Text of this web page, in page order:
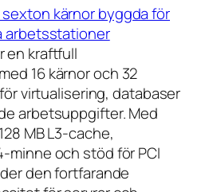
sexton kärnor byggda för
arbetsstationer
en kraftfull
16 kärnor och 32
virtualisering, databaser
arbetsuppgifter. Med
MB L3-cache,
minne och stöd för PCI
den fortfarande